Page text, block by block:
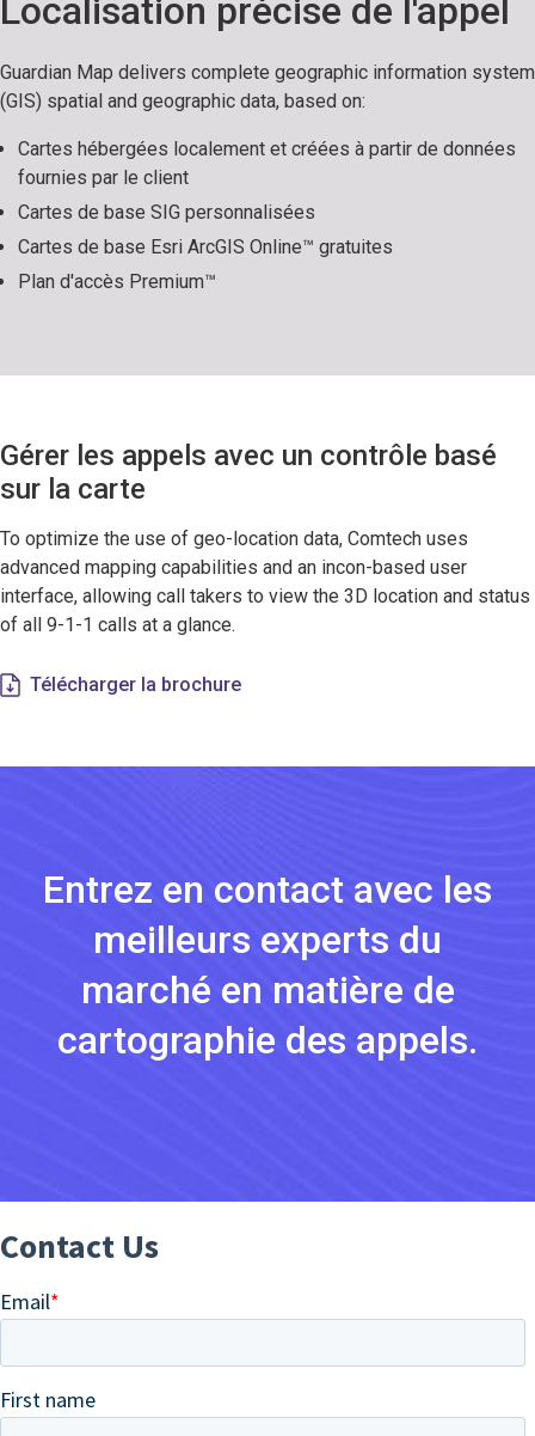
Localisation précise de l'appel
Guardian Map delivers complete geographic information system
(GIS) spatial and geographic data, based on:
Cartes hébergées localement et créées à partir de données
fournies par le client
Cartes de base SIG personnalisées
Cartes de base Esri ArcGIS Online™ gratuites
Plan d'accès Premium™
Gérer les appels avec un contrôle basé
sur la carte
To optimize the use of geo-location data, Comtech uses
advanced mapping capabilities and an incon-based user
interface, allowing call takers to view the 3D location and status
of all 9-1-1 calls at a glance.
Télécharger la brochure
Entrez en contact avec les
meilleurs experts du
marché en matière de
cartographie des appels.